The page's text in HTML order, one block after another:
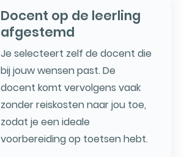
Docent op de leerling
afgestemd
Je selecteert zelf de docent die
bij jouw wensen past. De
docent komt vervolgens vaak
zonder reiskosten naar jou toe,
zodat je een ideale
voorbereiding op toetsen hebt.